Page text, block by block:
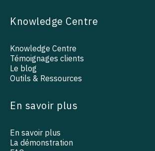
Knowledge Centre
Knowledge Centre
Témoignages clients
Le blog
Outils & Ressources
En savoir plus
En savoir plus
La démonstration